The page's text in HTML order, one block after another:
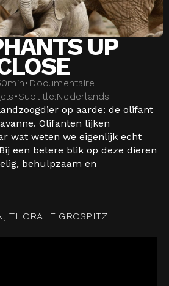
UP
min• Documentaire
•Subtitle:Nederlands
op aarde: de olifant
Olifanten lijken
wat weten we eigenlijk echt
een betere blik op deze dieren
behulpzaam en
THORALF GROSPITZ